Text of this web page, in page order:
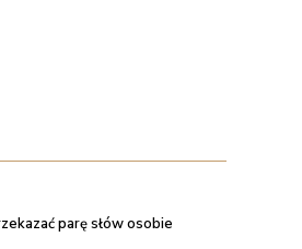
parę słów osobie